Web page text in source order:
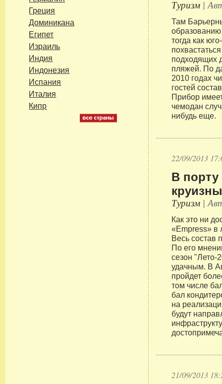
Греция
Доминикана
Египет
Израиль
Индия
Индонезия
Испания
Италия
Кипр
Туризм |
Там
тогда как
подходящих
пляжей. По
2010 годах
гостей
Прибор
чемодан
нибудь еще.
22/09/2013
В
Туризм |
Как это ни
«Empress» в
Весь состав
По его
сезон "Лето-
удачным. В
пройдет
том числе
бал
на
будут
21/09/2013